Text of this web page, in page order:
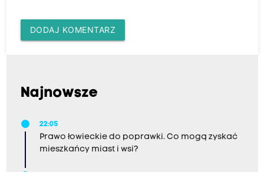
DODAJ KOMENTARZ
Najnowsze
22:05
Prawo łowieckie do poprawki. Co mogą zyskać
mieszkańcy miast i wsi?